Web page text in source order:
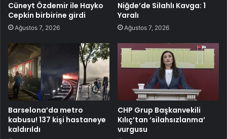
Cüneyt Özdemir ile Hayko
Cepkin birbirine girdi
Ağustos 7, 2026
Niğde’de Silahlı Kavga: 1
Yaralı
Ağustos 7, 2026
Barselona’da metro
kabusu! 137 kişi hastaneye
kaldırıldı
CHP Grup Başkanvekili
Kılıç’tan ‘silahsızlanma’
vurgusu